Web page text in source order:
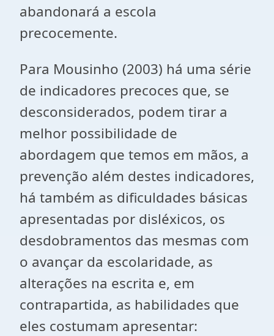
abandonará a escola
precocemente.
Para Mousinho (2003) há uma série
de indicadores precoces que, se
desconsiderados, podem tirar a
melhor possibilidade de
abordagem que temos em mãos, a
prevenção além destes indicadores,
há também as dificuldades básicas
apresentadas por disléxicos, os
desdobramentos das mesmas com
o avançar da escolaridade, as
alterações na escrita e, em
contrapartida, as habilidades que
eles costumam apresentar: